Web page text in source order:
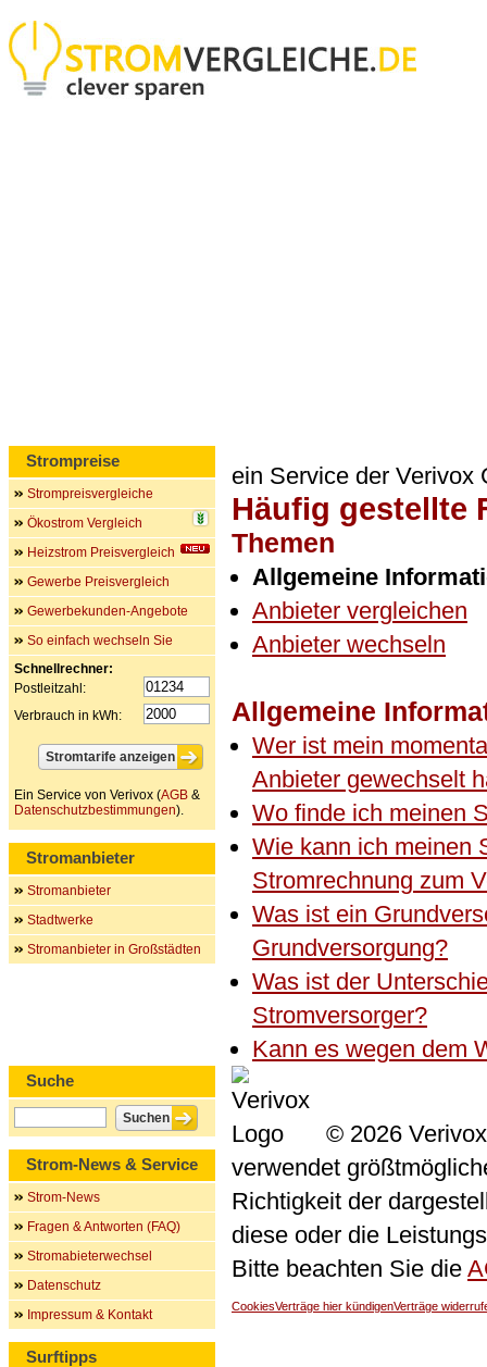
ein Service der Verivox
Häufig gestellte
Themen
Allgemeine
Anbieter vergleichen
Anbieter wechseln
Allgemeine
Wer ist mein
Anbieter gewechselt
Wo finde ich meinen
Wie kann ich meinen
Stromrechnung zum
Was ist ein
Grundversorgung?
Was ist der
Stromversorger?
Kann es wegen dem
© 2026
verwendet
Richtigkeit der
diese oder die
Bitte beachten Sie die
CookiesVerträge hier kündigenVerträge
Strompreise
Strompreisvergleiche
Ökostrom Vergleich
Heizstrom Preisvergleich
Gewerbe Preisvergleich
Gewerbekunden-Angebote
So einfach wechseln Sie
Schnellrechner:
Postleitzahl:
Verbrauch in kWh:
Ein Service von Verivox (AGB &
Datenschutzbestimmungen).
Stromanbieter
Stromanbieter
Stadtwerke
Stromanbieter in Großstädten
Suche
Strom-News & Service
Strom-News
Fragen & Antworten (FAQ)
Stromabieterwechsel
Datenschutz
Impressum & Kontakt
Surftipps